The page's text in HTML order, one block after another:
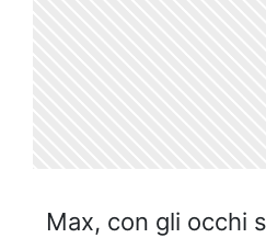
Max, con gli occhi